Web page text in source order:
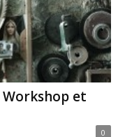
Workshop et
0